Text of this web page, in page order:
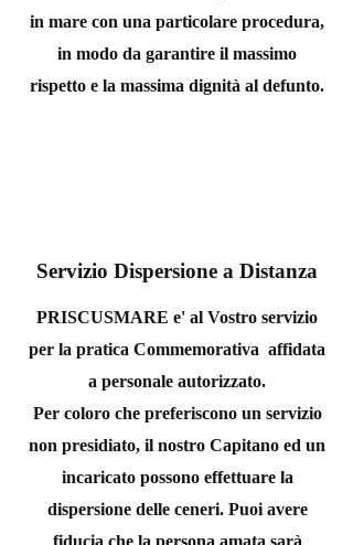
in mare con una particolare procedura,
in modo da garantire il massimo
rispetto e la massima dignità al defunto.
Servizio Dispersione a Distanza
PRISCUSMARE e' al Vostro servizio
per la pratica Commemorativa affidata
a personale autorizzato.
Per coloro che preferiscono un servizio
non presidiato, il nostro Capitano ed un
incaricato possono effettuare la
dispersione delle ceneri. Puoi avere
fiducia che la persona amata sarà